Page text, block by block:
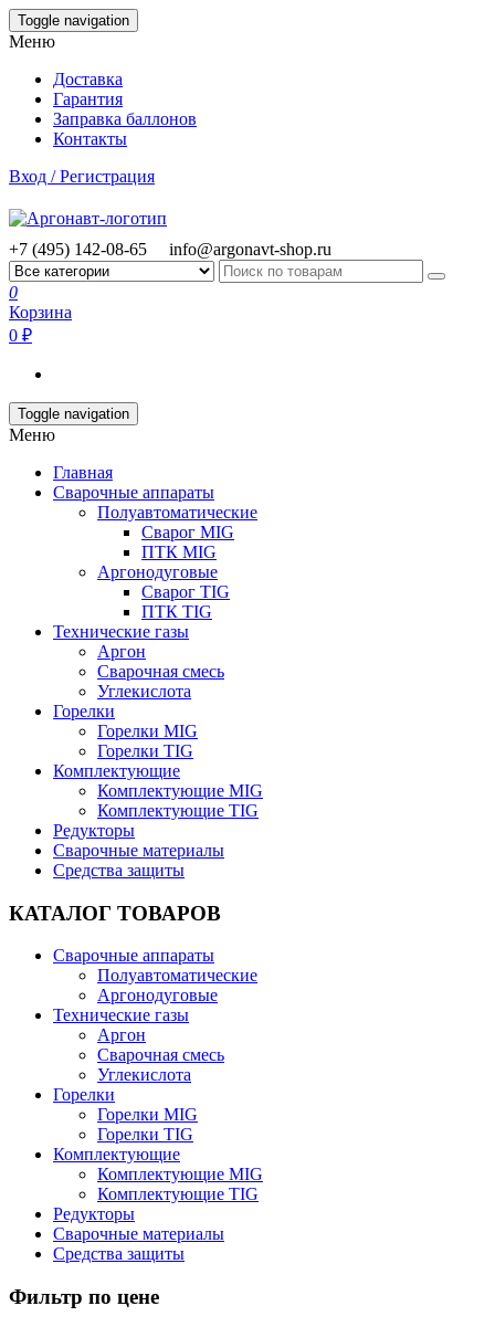
Skip
to
content
Toggle navigation
Меню
Доставка
Гарантия
Заправка баллонов
Контакты
Вход / Регистрация
+7 (495) 142-08-65 info@argonavt-shop.ru
0
Корзина
0 ₽
Toggle navigation
Меню
Главная
Сварочные аппараты
Полуавтоматические
Сварог MIG
ПТК MIG
Аргонодуговые
Сварог TIG
ПТК TIG
Технические газы
Аргон
Сварочная смесь
Углекислота
Горелки
Горелки MIG
Горелки TIG
Комплектующие
Комплектующие MIG
Комплектующие TIG
Редукторы
Сварочные материалы
Средства защиты
КАТАЛОГ ТОВАРОВ
Сварочные аппараты
Полуавтоматические
Аргонодуговые
Технические газы
Аргон
Сварочная смесь
Углекислота
Горелки
Горелки MIG
Горелки TIG
Комплектующие
Комплектующие MIG
Комплектующие TIG
Редукторы
Сварочные материалы
Средства защиты
Фильтр по цене